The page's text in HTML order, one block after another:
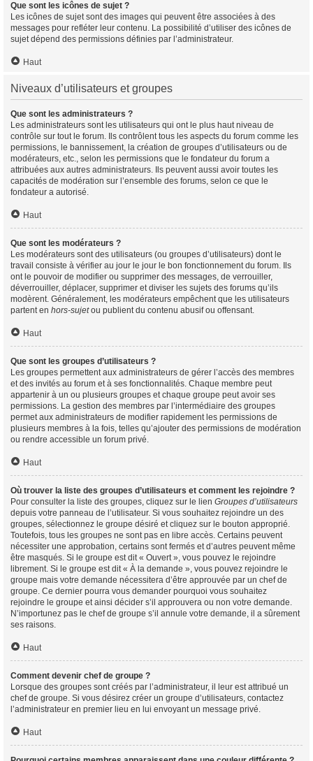
Que sont les icônes de sujet ?
Les icônes de sujet sont des images qui peuvent être associées à des
messages pour refléter leur contenu. La possibilité d’utiliser des icônes de
sujet dépend des permissions définies par l’administrateur.
Haut
Niveaux d’utilisateurs et groupes
Que sont les administrateurs ?
Les administrateurs sont les utilisateurs qui ont le plus haut niveau de
contrôle sur tout le forum. Ils contrôlent tous les aspects du forum comme les
permissions, le bannissement, la création de groupes d’utilisateurs ou de
modérateurs, etc., selon les permissions que le fondateur du forum a
attribuées aux autres administrateurs. Ils peuvent aussi avoir toutes les
capacités de modération sur l’ensemble des forums, selon ce que le
fondateur a autorisé.
Haut
Que sont les modérateurs ?
Les modérateurs sont des utilisateurs (ou groupes d’utilisateurs) dont le
travail consiste à vérifier au jour le jour le bon fonctionnement du forum. Ils
ont le pouvoir de modifier ou supprimer des messages, de verrouiller,
déverrouiller, déplacer, supprimer et diviser les sujets des forums qu’ils
modèrent. Généralement, les modérateurs empêchent que les utilisateurs
partent en hors-sujetou publient du contenu abusif ou offensant.
Haut
Que sont les groupes d’utilisateurs ?
Les groupes permettent aux administrateurs de gérer l’accès des membres
et des invités au forum et à ses fonctionnalités. Chaque membre peut
appartenir à un ou plusieurs groupes et chaque groupe peut avoir ses
permissions. La gestion des membres par l’intermédiaire des groupes
permet aux administrateurs de modifier rapidement les permissions de
plusieurs membres à la fois, telles qu’ajouter des permissions de modération
ou rendre accessible un forum privé.
Haut
Où trouver la liste des groupes d’utilisateurs et comment les rejoindre ?
Pour consulter la liste des groupes, cliquez sur le lien Groupes d’utilisateurs
depuis votre panneau de l’utilisateur. Si vous souhaitez rejoindre un des
groupes, sélectionnez le groupe désiré et cliquez sur le bouton approprié.
Toutefois, tous les groupes ne sont pas en libre accès. Certains peuvent
nécessiter une approbation, certains sont fermés et d’autres peuvent même
être masqués. Si le groupe est dit « Ouvert », vous pouvez le rejoindre
librement. Si le groupe est dit « À la demande », vous pouvez rejoindre le
groupe mais votre demande nécessitera d’être approuvée par un chef de
groupe. Ce dernier pourra vous demander pourquoi vous souhaitez
rejoindre le groupe et ainsi décider s’il approuvera ou non votre demande.
N’importunez pas le chef de groupe s’il annule votre demande, il a sûrement
ses raisons.
Haut
Comment devenir chef de groupe ?
Lorsque des groupes sont créés par l’administrateur, il leur est attribué un
chef de groupe. Si vous désirez créer un groupe d’utilisateurs, contactez
l’administrateur en premier lieu en lui envoyant un message privé.
Haut